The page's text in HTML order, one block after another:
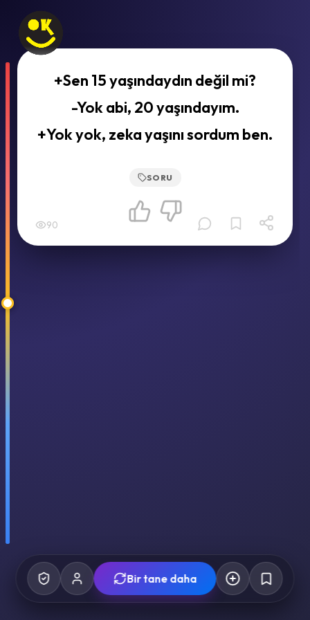
+Sen 15 yaşındaydın değil mi?
-Yok abi, 20 yaşındayım.
+Yok yok, zeka yaşını sordum ben.
SORU
90
Bir tane daha